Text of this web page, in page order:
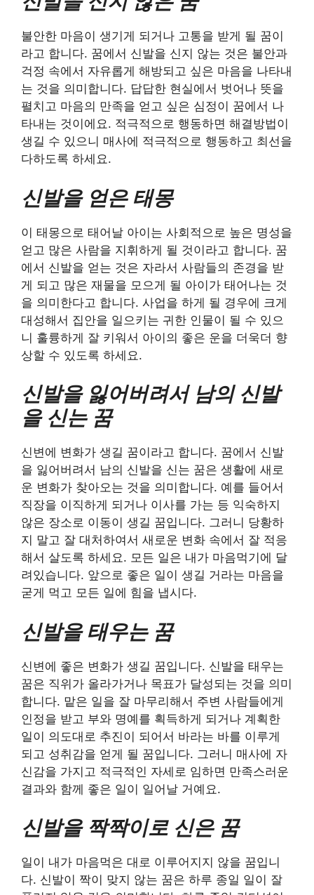
불안한 마음이 생기게 되거나 고통을 받게 될 꿈이
라고 합니다. 꿈에서 신발을 신지 않는 것은 불안과
걱정 속에서 자유롭게 해방되고 싶은 마음을 나타내
는 것을 의미합니다. 답답한 현실에서 벗어나 뜻을
펼치고 마음의 만족을 얻고 싶은 심정이 꿈에서 나
타내는 것이에요. 적극적으로 행동하면 해결방법이
생길 수 있으니 매사에 적극적으로 행동하고 최선을
다하도록 하세요.
신발을 얻은 태몽
이 태몽으로 태어날 아이는 사회적으로 높은 명성을
얻고 많은 사람을 지휘하게 될 것이라고 합니다. 꿈
에서 신발을 얻는 것은 자라서 사람들의 존경을 받
게 되고 많은 재물을 모으게 될 아이가 태어나는 것
을 의미한다고 합니다. 사업을 하게 될 경우에 크게
대성해서 집안을 일으키는 귀한 인물이 될 수 있으
니 훌륭하게 잘 키워서 아이의 좋은 운을 더욱더 향
상할 수 있도록 하세요.
신발을 잃어버려서 남의 신발
을 신는 꿈
신변에 변화가 생길 꿈이라고 합니다. 꿈에서 신발
을 잃어버려서 남의 신발을 신는 꿈은 생활에 새로
운 변화가 찾아오는 것을 의미합니다. 예를 들어서
직장을 이직하게 되거나 이사를 가는 등 익숙하지
않은 장소로 이동이 생길 꿈입니다. 그러니 당황하
지 말고 잘 대처하여서 새로운 변화 속에서 잘 적응
해서 살도록 하세요. 모든 일은 내가 마음먹기에 달
려있습니다. 앞으로 좋은 일이 생길 거라는 마음을
굳게 먹고 모든 일에 힘을 냅시다.
신발을 태우는 꿈
신변에 좋은 변화가 생길 꿈입니다. 신발을 태우는
꿈은 직위가 올라가거나 목표가 달성되는 것을 의미
합니다. 맡은 일을 잘 마무리해서 주변 사람들에게
인정을 받고 부와 명예를 획득하게 되거나 계획한
일이 의도대로 추진이 되어서 바라는 바를 이루게
되고 성취감을 얻게 될 꿈입니다. 그러니 매사에 자
신감을 가지고 적극적인 자세로 임하면 만족스러운
결과와 함께 좋은 일이 일어날 거예요.
신발을 짝짝이로 신은 꿈
일이 내가 마음먹은 대로 이루어지지 않을 꿈입니
다. 신발이 짝이 맞지 않는 꿈은 하루 종일 일이 잘